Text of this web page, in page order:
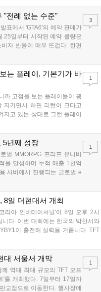
출시될 예정이다....
"전례 없는 수준"
표에서 'GTA6'의 예약 판매가
25일부터 시작된 예약 물량은
자 반응이 매우 뜨겁다. 한편
로 정식 출시될 예정이며, 록
Look'을 최초 공개할 계획
3
는 플레이, 기본기가 바
까 고점을 보는 플레이들이 굉
지키면서 하면 리턴이 크다고
고 있는 상태로 그런 플레이
은 사고가 계속 많이 났던 것
1
5년째 성장
벌 MMORPG 프리프 유니버
을 달성하며 누적 매출 1천억
서버에서 진행되는 글로벌 e
. FWC는 이용자가 동일한 조
대폭 상승하는 성과를 냈습니
상금 11만 달러 규모의 제4회
이며, 위메이드커넥트는 이를
델을 지속할 방침입니다....
1
8일 더현대서 개최
리아 인비테이셔널'이 8일 오후 2시
다. 이번 대회에는 한국의 박찬서와
이 출전해 실력을 겨룹니다. TFT
하는 독특한 대회 구조를 가지며, 누
규 세트 체험과 공연 등 다양한 즐길
판교점에서도 행사가 이어질 예정입
이 개최됩니다....
대 서울서 개막
역대 최대 규모의 TFT 오프
'를 개최했다. 7일부터 17일까
교점으로 이동한다. 행사장에
1